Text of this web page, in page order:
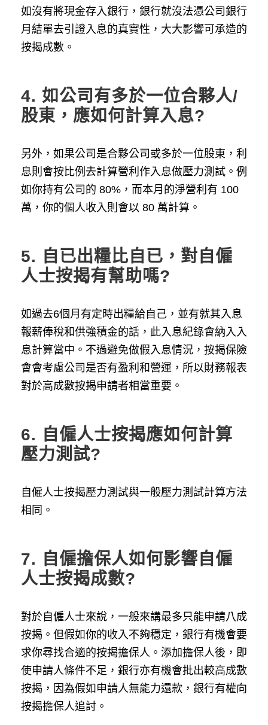
如沒有將現金存入銀行，銀行就沒法憑公司銀行
月結單去引證入息的真實性，大大影響可承造的
按揭成數。
4. 如公司有多於一位合夥人/
股東，應如何計算入息?
另外，如果公司是合夥公司或多於一位股東，利
息則會按比例去計算營利作入息做壓力測試。例
如你持有公司的 80%，而本月的淨營利有 100
萬，你的個人收入則會以 80 萬計算。
5.
自已出糧比自已，對自僱
人士按揭有幫助嗎?
如過去6個月有定時出糧給自己，並有就其入息
報薪俸稅和供強積金的話，此入息紀錄會納入入
息計算當中。不過避免做假入息情況，按揭保險
會會考慮公司是否有盈利和營運，所以財務報表
對於高成數按揭申請者相當重要。
6.
自僱人士按揭應如何計算
壓力測試?
自僱人士按揭壓力測試與一般壓力測試計算方法
相同。
7.
自僱擔保人如何影響自僱
人士按揭成數?
對於自僱人士來說，一般來講最多只能申請八成
按揭。但假如你的收入不夠穩定，銀行有機會要
求你尋找合適的按揭擔保人。添加擔保人後，即
使申請人條件不足，銀行亦有機會批出較高成數
按揭，因為假如申請人無能力還款，銀行有權向
按揭擔保人追討。